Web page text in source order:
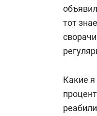
БИК:
тот
Какие